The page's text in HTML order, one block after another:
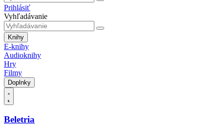
Prihlásiť
Vyhľadávanie
Knihy
E-knihy
Audioknihy
Hry
Filmy
Doplnky
Beletria